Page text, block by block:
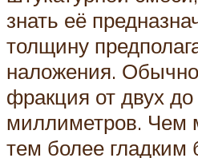
знать её
толщину
наложения. Обычно
фракция от двух
миллиметров. Чем
тем более гладким